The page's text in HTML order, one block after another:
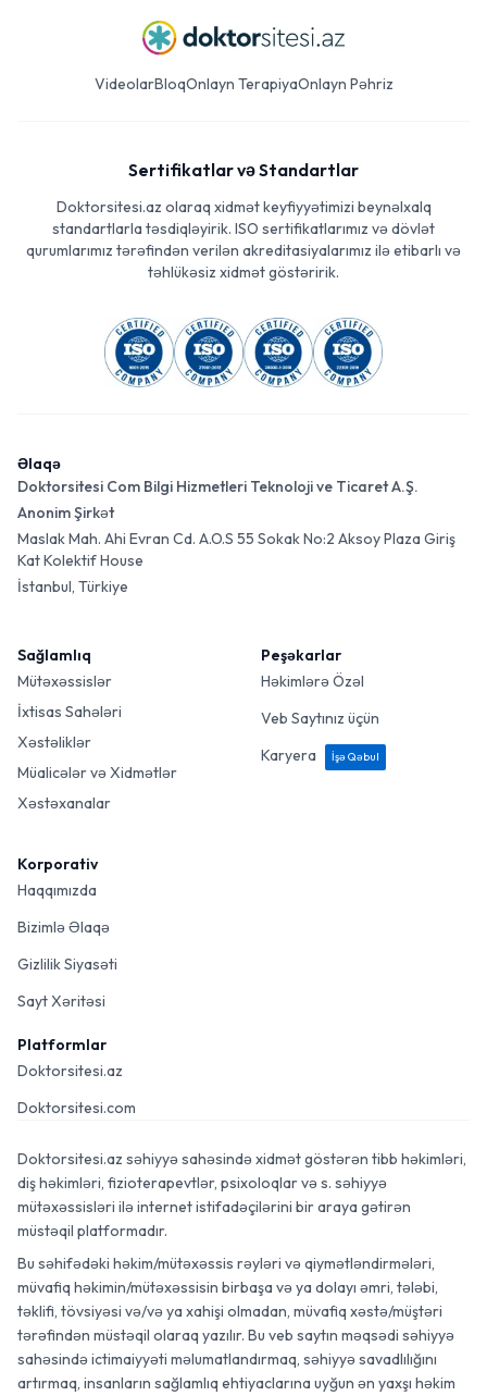
VideolarBloqOnlayn TerapiyaOnlayn Pəhriz
Sertifikatlar və Standartlar
Doktorsitesi.az olaraq xidmət keyfiyyətimizi beynəlxalq
standartlarla təsdiqləyirik. ISO sertifikatlarımız və dövlət
qurumlarımız tərəfindən verilən akreditasiyalarımız ilə etibarlı və
təhlükəsiz xidmət göstəririk.
Əlaqə
Doktorsitesi Com Bilgi Hizmetleri Teknoloji ve Ticaret A.Ş.
Anonim Şirkət
Maslak Mah. Ahi Evran Cd. A.O.S 55 Sokak No:2 Aksoy Plaza Giriş
Kat Kolektif House
İstanbul, Türkiye
Sağlamlıq
Mütəxəssislər
İxtisas Sahələri
Xəstəliklər
Müalicələr və Xidmətlər
Xəstəxanalar
Peşəkarlar
Həkimlərə Özəl
Veb Saytınız üçün
Karyera
İşə Qəbul
Korporativ
Haqqımızda
Bizimlə Əlaqə
Gizlilik Siyasəti
Sayt Xəritəsi
Platformlar
Doktorsitesi.az
Doktorsitesi.com
Doktorsitesi.az səhiyyə sahəsində xidmət göstərən tibb həkimləri,
diş həkimləri, fizioterapevtlər, psixoloqlar və s. səhiyyə
mütəxəssisləri ilə internet istifadəçilərini bir araya gətirən
müstəqil platformadır.
Bu səhifədəki həkim/mütəxəssis rəyləri və qiymətləndirmələri,
müvafiq həkimin/mütəxəssisin birbaşa və ya dolayı əmri, tələbi,
təklifi, tövsiyəsi və/və ya xahişi olmadan, müvafiq xəstə/müştəri
tərəfindən müstəqil olaraq yazılır. Bu veb saytın məqsədi səhiyyə
sahəsində ictimaiyyəti məlumatlandırmaq, səhiyyə savadlılığını
artırmaq, insanların sağlamlıq ehtiyaclarına uyğun ən yaxşı həkim